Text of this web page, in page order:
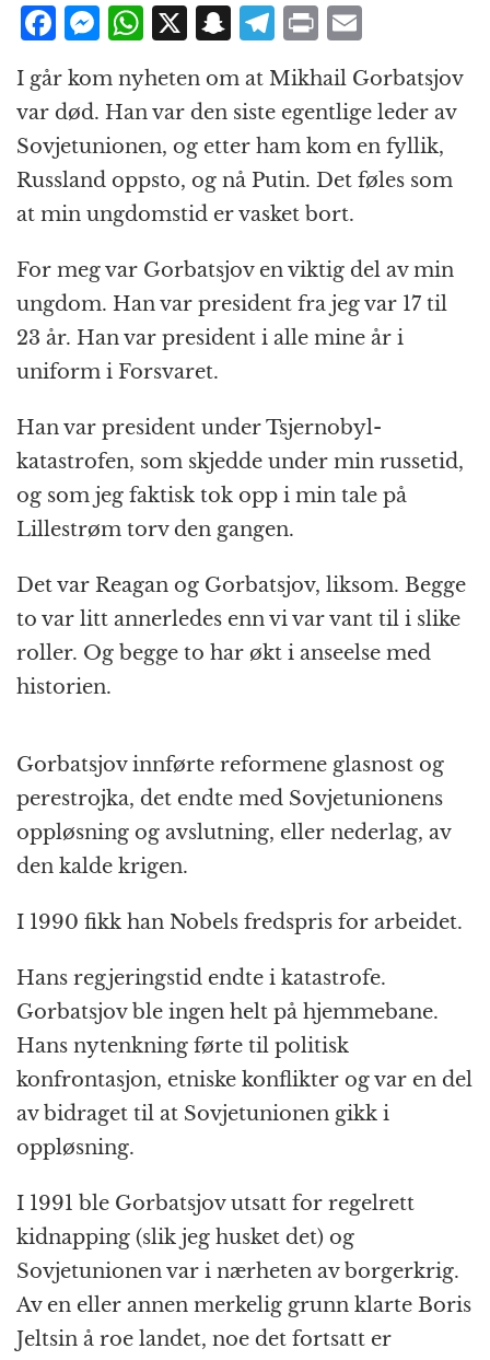
F
a
c
e
b
o
o
k
M
ss
e
n
g
e
r
W
h
at
s
A
p
p
X S
a
p
c
h
at
T
el
e
g
r
a
m
P
ri
n
t
m
ai
l
I går kom nyheten om at Mikhail Gorbatsjov
var død. Han var den siste egentlige leder av
Sovjetunionen, og etter ham kom en fyllik,
Russland oppsto, og nå Putin. Det føles som
at min ungdomstid er vasket bort.
For meg var Gorbatsjov en viktig del av min
ungdom. Han var president fra jeg var 17 til
23 år. Han var president i alle mine år i
uniform i Forsvaret.
Han var president under Tsjernobyl-
katastrofen, som skjedde under min russetid,
og som jeg faktisk tok opp i min tale på
Lillestrøm torv den gangen.
Det var Reagan og Gorbatsjov, liksom. Begge
to var litt annerledes enn vi var vant til i slike
roller. Og begge to har økt i anseelse med
historien.
Gorbatsjov innførte reformene glasnost og
perestrojka, det endte med Sovjetunionens
oppløsning og avslutning, eller nederlag, av
den kalde krigen.
I 1990 fikk han Nobels fredspris for arbeidet.
Hans regjeringstid endte i katastrofe.
Gorbatsjov ble ingen helt på hjemmebane.
Hans nytenkning førte til politisk
konfrontasjon, etniske konflikter og var en del
av bidraget til at Sovjetunionen gikk i
oppløsning.
I 1991 ble Gorbatsjov utsatt for regelrett
kidnapping (slik jeg husket det) og
Sovjetunionen var i nærheten av borgerkrig.
Av en eller annen merkelig grunn klarte Boris
Jeltsin å roe landet, noe det fortsatt er